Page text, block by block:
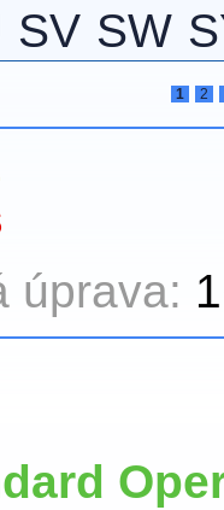
SV SW
1 2
úprava: